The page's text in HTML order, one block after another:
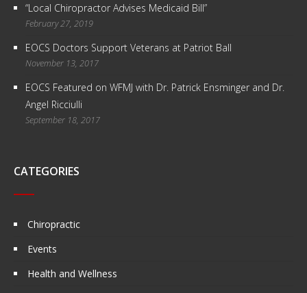
“Local Chiropractor Advises Medicaid Bill”
February 27, 2019
EOCS Doctors Support Veterans at Patriot Ball
November 13, 2017
EOCS Featured on WFMJ with Dr. Patrick Ensminger and Dr.
Angel Ricciulli
September 18, 2017
CATEGORIES
Chiropractic
Events
Health and Wellness